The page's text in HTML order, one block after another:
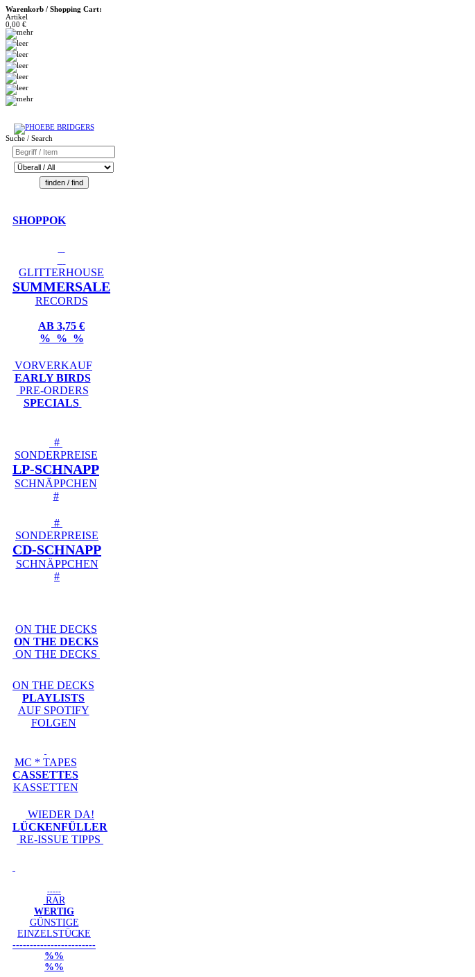
Warenkorb / Shopping Cart:
Artikel
0,00 €
Suche / Search
SHOPPOK
GLITTERHOUSE
SUMMERSALE
RECORDS
AB 3,75 €
% % %
VORVERKAUF
EARLY BIRDS
PRE-ORDERS
SPECIALS
#
SONDERPREISE
LP-SCHNAPP
SCHNÄPPCHEN
#
#
SONDERPREISE
CD-SCHNAPP
SCHNÄPPCHEN
#
ON THE DECKS
ON THE DECKS
ON THE DECKS
ON THE DECKS
PLAYLISTS
AUF SPOTIFY
FOLGEN
MC * TAPES
CASSETTES
KASSETTEN
WIEDER DA!
LÜCKENFÜLLER
RE-ISSUE TIPPS
-----
RAR
WERTIG
GÜNSTIGE
EINZELSTÜCKE
------------------------
%%
%%